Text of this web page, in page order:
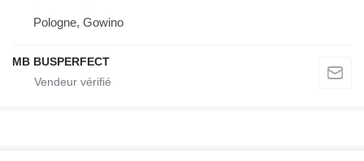
Pologne, Gowino
MB BUSPERFECT